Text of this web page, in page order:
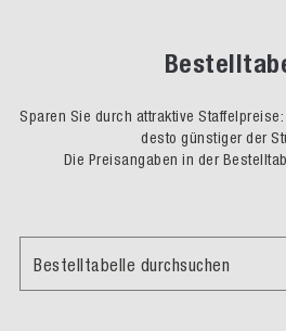
Sparen Sie durch attraktive
desto günstiger der
Die Preisangaben in der
Bestelltabelle durchsuchen